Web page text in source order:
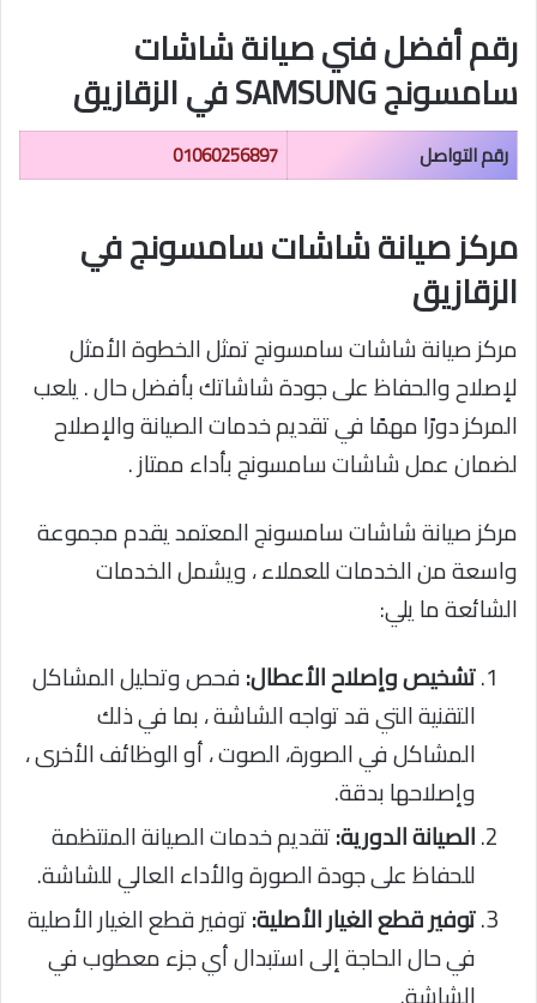
رقم أفضل فني صيانة شاشات
سامسونج SAMSUNG في الزقازيق
رقم التواصل 01060256897
مركز صيانة شاشات سامسونج في
الزقازيق
مركز صيانة شاشات سامسونج تمثل الخطوة الأمثل
لإصلاح والحفاظ على جودة شاشاتك بأفضل حال . يلعب
المركز دورًا مهمًا في تقديم خدمات الصيانة والإصلاح
لضمان عمل شاشات سامسونج بأداء ممتاز .
مركز صيانة شاشات سامسونج المعتمد يقدم مجموعة
واسعة من الخدمات للعملاء ، ويشمل الخدمات
الشائعة ما يلي:
تشخيص وإصلاح الأعطال:فحص وتحليل المشاكل
التقنية التي قد تواجه الشاشة ، بما في ذلك
المشاكل في الصورة، الصوت ، أو الوظائف الأخرى ،
وإصلاحها بدقة.
الصيانة الدورية:تقديم خدمات الصيانة المنتظمة
للحفاظ على جودة الصورة والأداء العالي للشاشة.
توفير قطع الغيار الأصلية:توفير قطع الغيار الأصلية
في حال الحاجة إلى استبدال أي جزء معطوب في